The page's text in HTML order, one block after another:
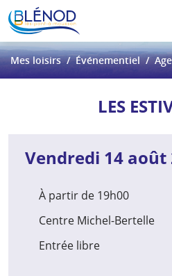
Mes loisirs Événementiel
LES
Vendredi 14 août
À partir de 19h00
Centre Michel-Bertelle
Entrée libre